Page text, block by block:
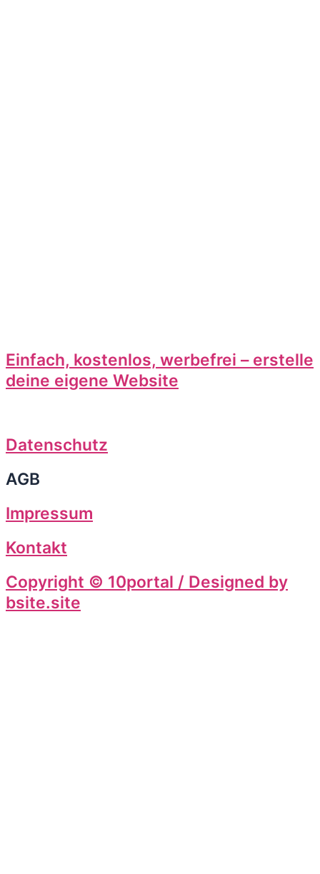
Einfach, kostenlos, werbefrei – erstelle
deine eigene Website
Datenschutz
AGB
Impressum
Kontakt
Copyright © 10portal / Designed by
bsite.site